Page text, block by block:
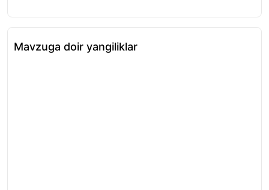
Mavzuga doir yangiliklar